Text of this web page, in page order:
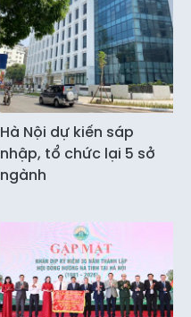
Hà Nội dự kiến sáp
nhập, tổ chức lại 5 sở
ngành